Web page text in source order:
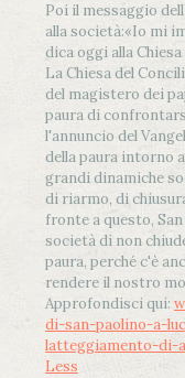
Poi il messaggio
alla società:«Io mi
dica oggi alla
La Chiesa del
del magistero dei
paura di
l'annuncio del
della paura intorno
grandi dinamiche
di riarmo, di
fronte a questo,
società di non
paura, perché c'è
rendere il nostro
Approfondisci qui:
di-san-paolino-a-
latteggiamento-di-
Less